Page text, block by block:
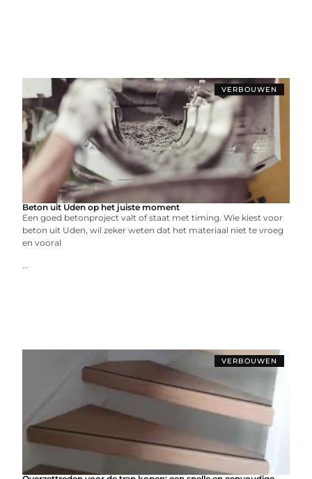
VERBOUWEN
Beton uit Uden op het juiste moment
Een goed betonproject valt of staat met timing. Wie kiest voor
beton uit Uden, wil zeker weten dat het materiaal niet te vroeg
en vooral
...
VERBOUWEN